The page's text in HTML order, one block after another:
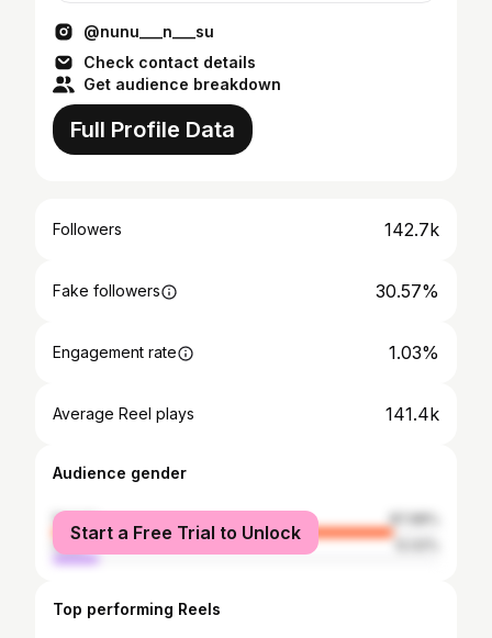
@nunu___n___su
Check contact details
Get audience breakdown
Full Profile Data
Followers 142.7k
Fake followers 30.57%
Engagement rate 1.03%
Average Reel plays 141.4k
Audience gender
female
87.98%
male
Start a Free Trial to Unlock
Top performing Reels